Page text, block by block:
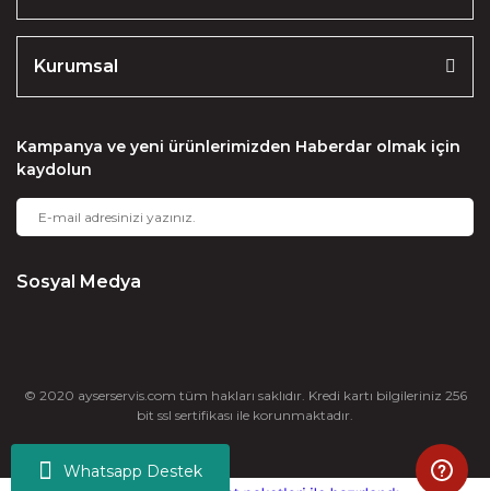
Whatsapp Destek
Kurumsal
Kampanya ve yeni ürünlerimizden Haberdar olmak için
kaydolun
Sosyal Medya
© 2020 ayserservis.com tüm hakları saklıdır. Kredi kartı bilgileriniz 256
bit ssl sertifikası ile korunmaktadır.